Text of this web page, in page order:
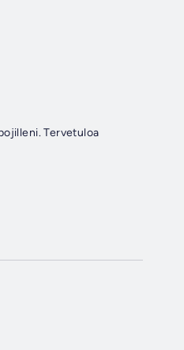
Tervetuloa